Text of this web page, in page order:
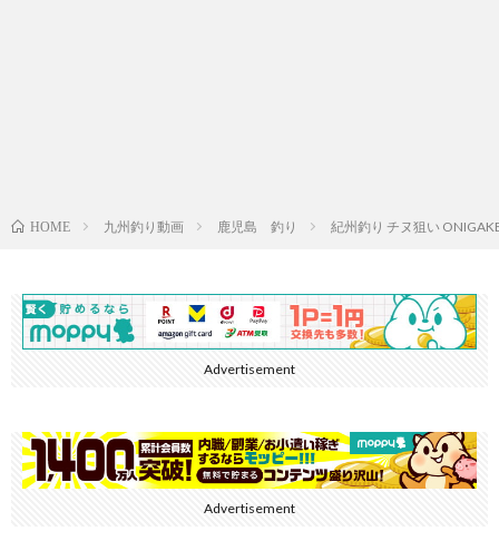
HOME 九州釣り動画 鹿児島 釣り 紀州釣り チヌ狙い
Advertisement
Advertisement